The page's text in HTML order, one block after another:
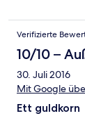
Verifizierte
10/10 –
30. Juli 2016
Mit Google
Ett guldkorn